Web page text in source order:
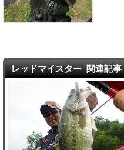
レッドマイスター 関連記事